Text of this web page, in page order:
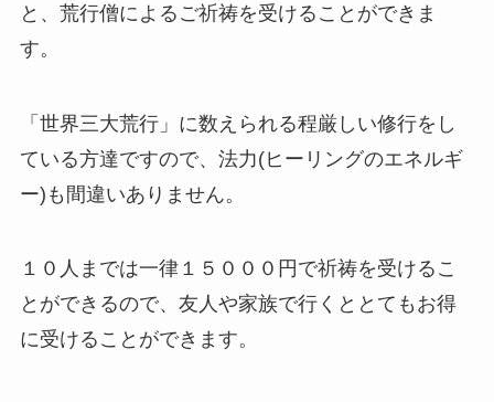
と、荒行僧によるご祈祷を受けることができま
す。
「世界三大荒行」に数えられる程厳しい修行をし
ている方達ですので、法力(ヒーリングのエネルギ
ー)も間違いありません。
１０人までは一律１５０００円で祈祷を受けるこ
とができるので、友人や家族で行くととてもお得
に受けることができます。